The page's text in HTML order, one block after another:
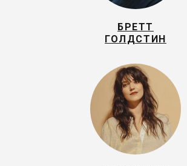
БРЕТТ
ГОЛДСТИН